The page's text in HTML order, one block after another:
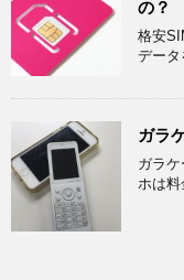
の？
格安
デー
ガラ
ガラ
ホは